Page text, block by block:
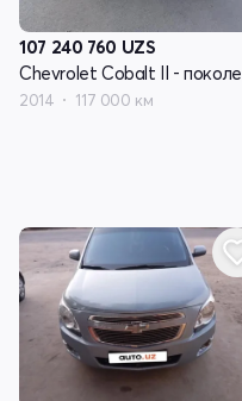
107 240 760 UZS
2014 117 000 км